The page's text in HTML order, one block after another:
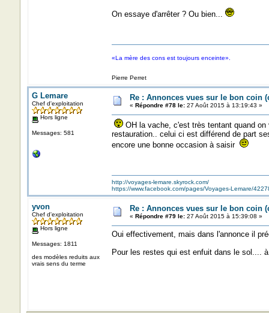
On essaye d'arrêter ? Ou bien...
«La mère des cons est toujours enceinte».
Pierre Perret
G Lemare
Chef d'exploitation
Hors ligne
Messages: 581
Re : Annonces vues sur le bon coin
« Répondre #78 le:27 Août 2015 à 13:19:43 »
OH la vache, c'est très tentant quand on
restauration.. celui ci est différend de part
encore une bonne occasion à saisir
http://voyages-lemare.skyrock.com/
https://www.facebook.com/pages/Voyages-Lemare/
yvon
Chef d'exploitation
Hors ligne
Messages: 1811
des modèles reduits aux
vrais sens du terme
Re : Annonces vues sur le bon coin
« Répondre #79 le:27 Août 2015 à 15:39:08 »
Oui effectivement, mais dans l'annonce il
Pour les restes qui est enfuit dans le sol....